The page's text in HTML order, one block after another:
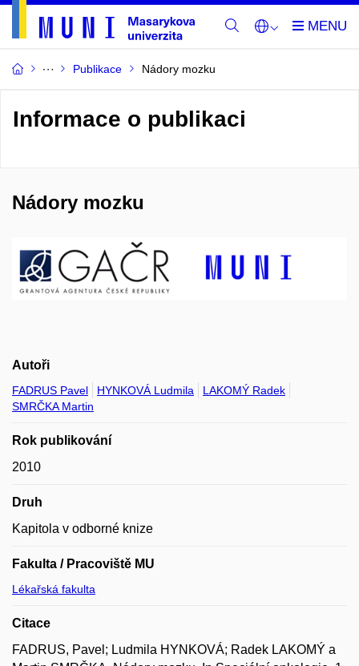
Publikace Nádory mozku
Informace o publikaci
Nádory mozku
Autoři
FADRUS Pavel HYNKOVÁ Ludmila
LAKOMÝ Radek
SMRČKA Martin
Rok publikování
2010
Druh
Kapitola v odborné knize
Fakulta / Pracoviště MU
Lékařská fakulta
Citace
FADRUS, Pavel; Ludmila HYNKOVÁ; Radek LAKOMÝ a